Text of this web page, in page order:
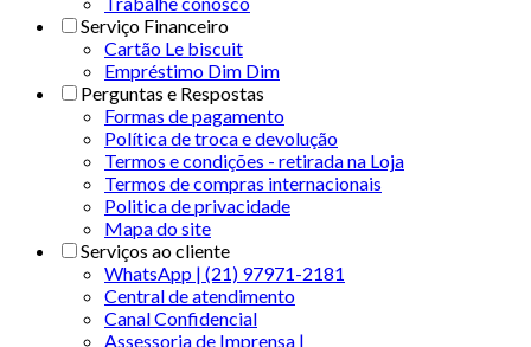
Serviço Financeiro
Cartão Le biscuit
Empréstimo Dim Dim
Perguntas e Respostas
Formas de pagamento
Política de troca e devolução
Termos e condições - retirada na Loja
Termos de compras internacionais
Politica de privacidade
Mapa do site
Serviços ao cliente
WhatsApp | (21) 97971-2181
Central de atendimento
Canal Confidencial
Assessoria de Imprensa |